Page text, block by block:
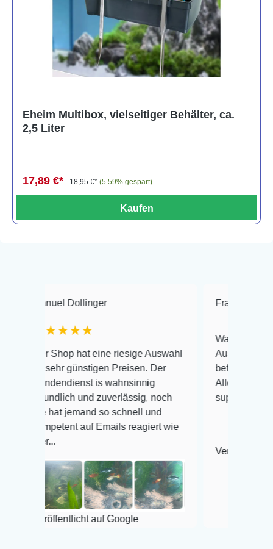
Eheim Multibox, vielseitiger Behälter, ca.
2,5 Liter
17,89 €* 18,95 €* (5.59% gespart)
Kaufen
Dollinger
Shop hat eine riesige Auswahl
sehr günstigen Preisen. Der
is wahnsinnig
und zuverlässig, noch
hat jemand so schnell und
auf Emails reagiert wie
auf Google
Frank Hackmayer
Warenanlieferung
Auswahl plus
befinden der Fische
Alles ist quick
super Zustand.
Veröffentlicht auf